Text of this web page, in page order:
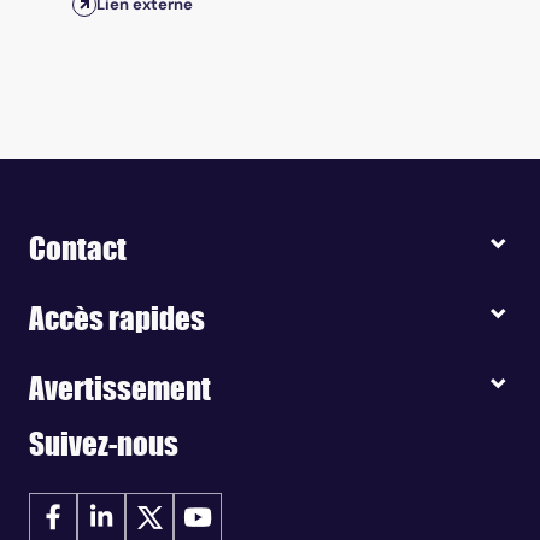
Lien externe
Contact
Accès rapides
Avertissement
Suivez-nous